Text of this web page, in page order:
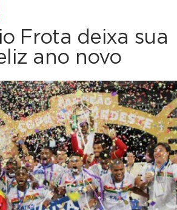
Frota deixa sua
ano novo